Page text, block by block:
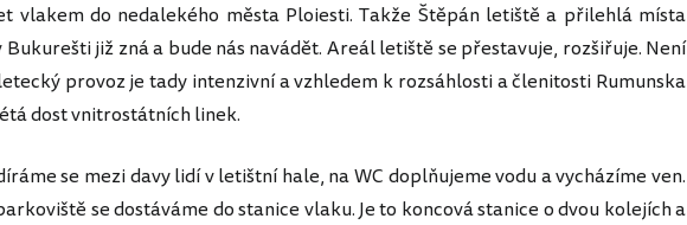
vlakem do nedalekého města Ploiesti. Takže Štěpán letiště a přilehlá místa
Bukurešti již zná a bude nás navádět. Areál letiště se přestavuje, rozšiřuje. Není
provoz je tady intenzivní a vzhledem k rozsáhlosti a členitosti Rumunska
dost vnitrostátních linek.
se mezi davy lidí v letištní hale, na WC doplňujeme vodu a vycházíme ven.
se dostáváme do stanice vlaku. Je to koncová stanice o dvou kolejích a